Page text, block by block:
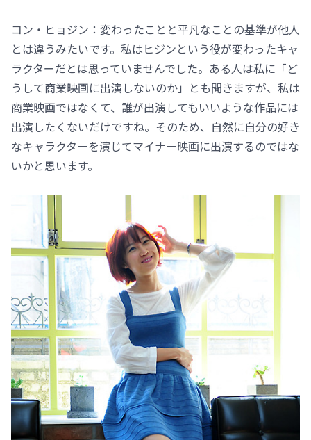
コン・ヒョジン：変わったことと平凡なことの基準が他人
とは違うみたいです。私はヒジンという役が変わったキャ
ラクターだとは思っていませんでした。ある人は私に「ど
うして商業映画に出演しないのか」とも聞きますが、私は
商業映画ではなくて、誰が出演してもいいような作品には
出演したくないだけですね。そのため、自然に自分の好き
なキャラクターを演じてマイナー映画に出演するのではな
いかと思います。